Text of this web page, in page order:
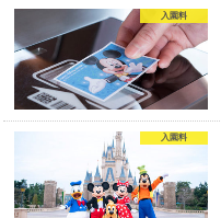
入園料
入園料